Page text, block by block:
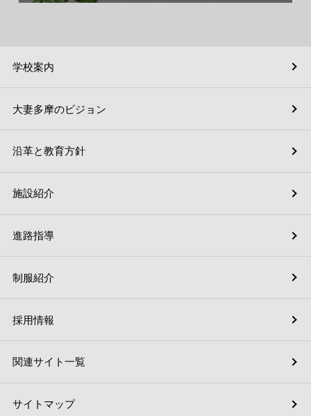
学校案内
施設紹介
採用情報
大妻多摩のビジョン
進路指導
関連サイト一覧
沿革と教育方針
制服紹介
サイトマップ